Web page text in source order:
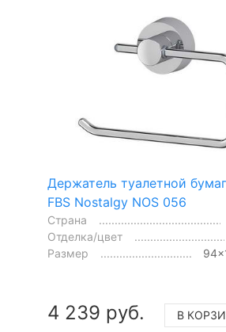
Держатель туалетной
FBS Nostalgy NOS 056
Страна
Отделка/цвет
Размер
4 239 руб. В